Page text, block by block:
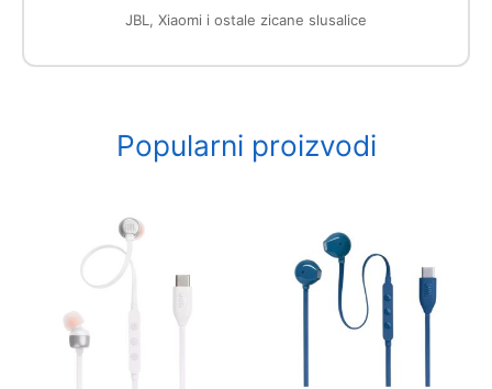
JBL, Xiaomi i ostale zicane slusalice
Popularni proizvodi